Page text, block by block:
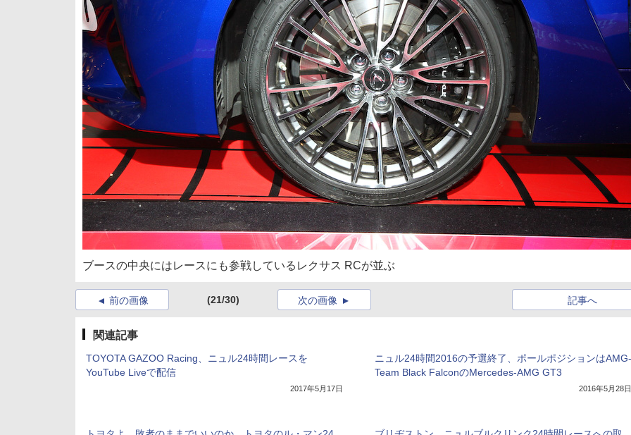
ブースの中央にはレースにも参戦しているレクサス RCが並ぶ
前の画像 (21/30) 記事へ
次の画像
関連記事
TOYOTA GAZOO Racing、ニュル24時間レースを
YouTube Liveで配信
2017年5月17日
ニュル24時間2016の予選終了、ポールポジションはAMG-
Team Black FalconのMercedes-AMG GT3
2016年5月28日